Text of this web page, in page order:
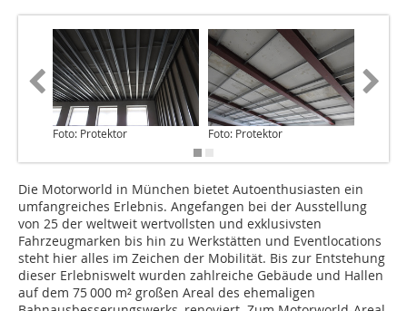
Foto: Protektor Foto: Protektor
Die Motorworld in München bietet Autoenthusiasten ein
umfangreiches Erlebnis. Angefangen bei der Ausstellung
von 25 der weltweit wertvollsten und exklusivsten
Fahrzeugmarken bis hin zu Werkstätten und Eventlocations
steht hier alles im Zeichen der Mobilität. Bis zur Entstehung
dieser Erlebniswelt wurden zahlreiche Gebäude und Hallen
auf dem 75 000 m² großen Areal des ehemaligen